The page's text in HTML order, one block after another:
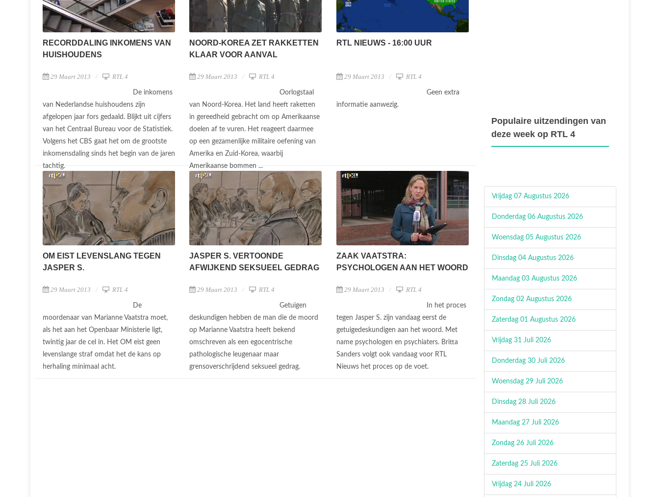
RECORDDALING INKOMENS VAN
HUISHOUDENS
29 Maart 2013 RTL 4
De inkomens
van Nederlandse huishoudens zijn
afgelopen jaar fors gedaald. Blijkt uit cijfers
van het Centraal Bureau voor de Statistiek.
Volgens het CBS gaat het om de grootste
inkomensdaling sinds het begin van de jaren
tachtig.
NOORD-KOREA ZET RAKKETTEN
KLAAR VOOR AANVAL
29 Maart 2013 RTL 4
Oorlogstaal
van Noord-Korea. Het land heeft raketten
in gereedheid gebracht om op Amerikaanse
doelen af te vuren. Het reageert daarmee
op een gezamenlijke militaire oefening van
Amerika en Zuid-Korea, waarbij
Amerikaanse bommen ...
RTL NIEUWS - 16:00 UUR
29 Maart 2013 RTL 4
Geen extra
informatie aanwezig.
OM EIST LEVENSLANG TEGEN
JASPER S.
29 Maart 2013 RTL 4
De
moordenaar van Marianne Vaatstra moet,
als het aan het Openbaar Ministerie ligt,
twintig jaar de cel in. Het OM eist geen
levenslange straf omdat het de kans op
herhaling minimaal acht.
JASPER S. VERTOONDE
AFWIJKEND SEKSUEEL GEDRAG
29 Maart 2013 RTL 4
Getuigen
deskundigen hebben de man die de moord
op Marianne Vaatstra heeft bekend
omschreven als een egocentrische
pathologische leugenaar maar
grensoverschrijdend seksueel gedrag.
ZAAK VAATSTRA:
PSYCHOLOGEN AAN HET WOORD
29 Maart 2013 RTL 4
In het proces
tegen Jasper S. zijn vandaag eerst de
getuigedeskundigen aan het woord. Met
name psychologen en psychiaters. Britta
Sanders volgt ook vandaag voor RTL
Nieuws het proces op de voet.
Populaire uitzendingen van
deze week op RTL 4
Vrijdag 07 Augustus 2026
Donderdag 06 Augustus 2026
Woensdag 05 Augustus 2026
Dinsdag 04 Augustus 2026
Maandag 03 Augustus 2026
Zondag 02 Augustus 2026
Zaterdag 01 Augustus 2026
Vrijdag 31 Juli 2026
Donderdag 30 Juli 2026
Woensdag 29 Juli 2026
Dinsdag 28 Juli 2026
Maandag 27 Juli 2026
Zondag 26 Juli 2026
Zaterdag 25 Juli 2026
Vrijdag 24 Juli 2026